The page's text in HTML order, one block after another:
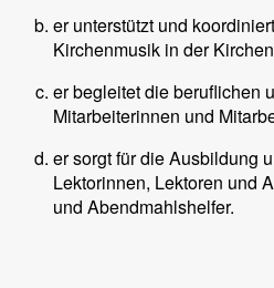
er unterstützt und
Kirchenmusik in der
er begleitet die beruflichen
Mitarbeiterinnen und
er sorgt für die Ausbildung
Lektorinnen, Lektoren und
und Abendmahlshelfer.